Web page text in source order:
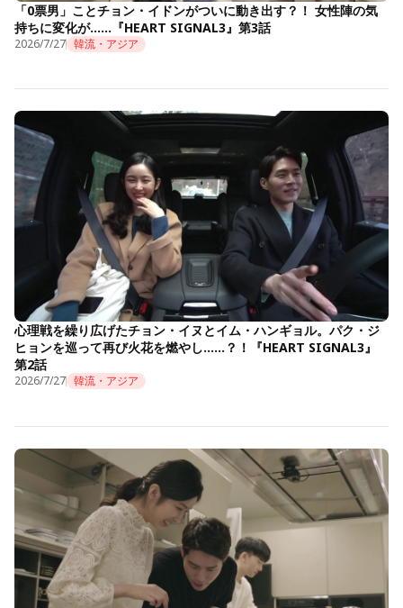
「0票男」ことチョン・イドンがついに動き出す？！ 女性陣の気
持ちに変化が……『HEART SIGNAL3』第3話
2026/7/27 韓流・アジア
心理戦を繰り広げたチョン・イヌとイム・ハンギョル。パク・ジ
ヒョンを巡って再び火花を燃やし……？！『HEART SIGNAL3』
第2話
2026/7/27 韓流・アジア